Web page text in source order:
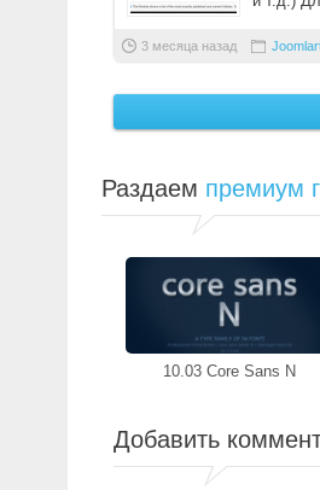
3 месяца назад
Раздаем премиум
10.03 Core Sans N
Добавить